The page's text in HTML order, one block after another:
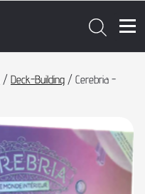
/ Deck-Building / Cerebria -